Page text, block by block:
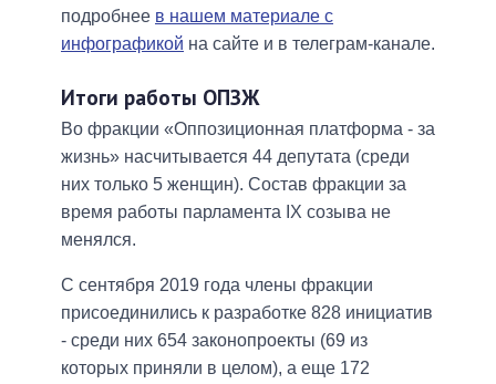
подробнее в нашем материале с
инфографикой на сайте и в телеграм-канале.
Итоги работы ОПЗЖ
Во фракции «Оппозиционная платформа - за
жизнь» насчитывается 44 депутата (среди
них только 5 женщин). Состав фракции за
время работы парламента IX созыва не
менялся.
С сентября 2019 года члены фракции
присоединились к разработке 828 инициатив
- среди них 654 законопроекты (69 из
которых приняли в целом), а еще 172